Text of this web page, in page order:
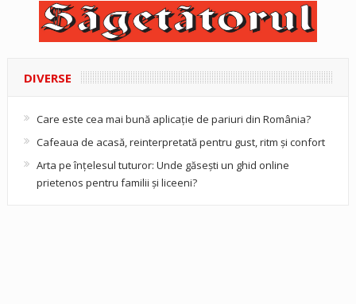
DIVERSE
Care este cea mai bună aplicație de pariuri din România?
Cafeaua de acasă, reinterpretată pentru gust, ritm și confort
Arta pe înțelesul tuturor: Unde găsești un ghid online
prietenos pentru familii și liceeni?